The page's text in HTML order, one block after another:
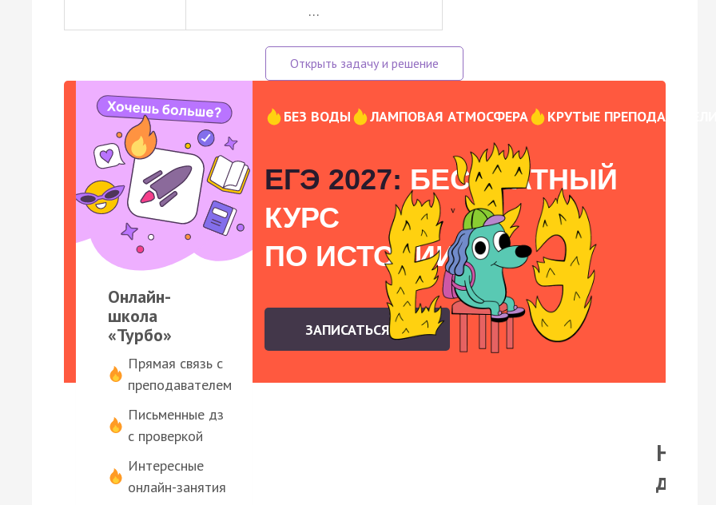
…
Онлайн-
школа
«Турбо»
Прямая связь с
преподавателем
Письменные дз
с проверкой
Интересные
онлайн-занятия
БЕЗ ВОДЫ ЛАМПОВАЯ АТМОСФЕРА КРУТЫЕ
ЕГЭ 2027: БЕСПЛАТНЫЙ
КУРС
ПО ИСТОРИИ
ЗАПИСАТЬСЯ
На